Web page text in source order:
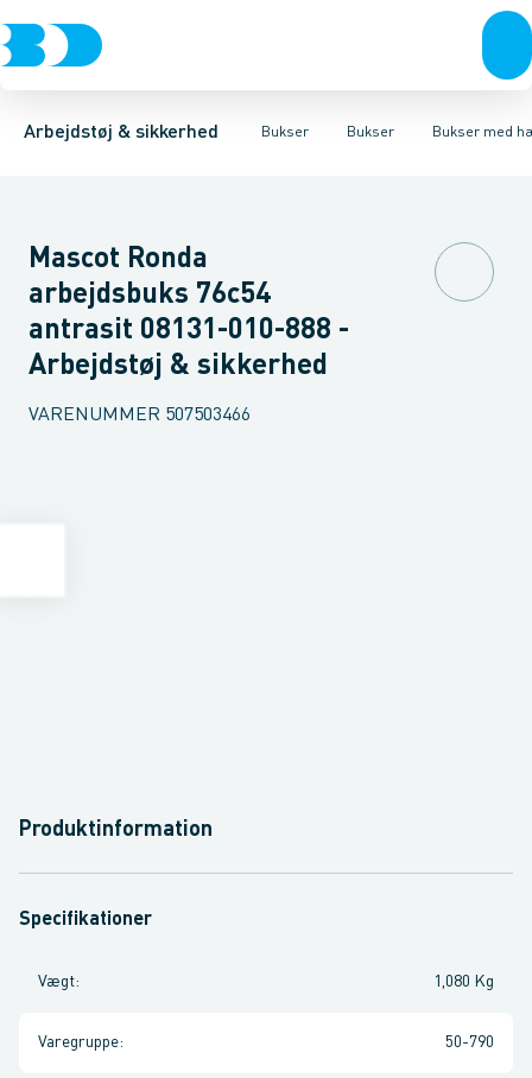
Arbejdstøj & sikkerhed Bukser
Trøjer & t-shirtsBukser Overtøj & huer Undertøj & sokkerSko
Bukser
BukserKnickers & Shorts OverallsKedeldragter Knæskånere
Bukser med
Bukser med hængelommer Bukser med lårlommer
Mascot Ronda
arbejdsbuks 76c54
antrasit 08131-010-888 -
Arbejdstøj & sikkerhed
VARENUMMER 507503466
Produktinformation
Specifikationer
Vægt: 1,080 Kg
Varegruppe: 50-790